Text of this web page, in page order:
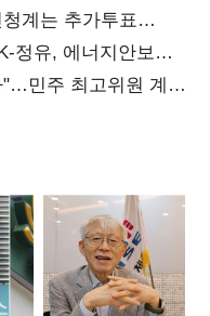
계는 추가투표
정유, 에너지안보
민주 최고위원 계파